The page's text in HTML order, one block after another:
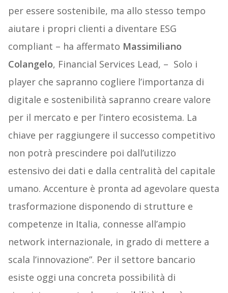
per essere sostenibile, ma allo stesso tempo
aiutare i propri clienti a diventare ESG
compliant – ha affermato Massimiliano
Colangelo, Financial Services Lead, – Solo i
player che sapranno cogliere l’importanza di
digitale e sostenibilità sapranno creare valore
per il mercato e per l’intero ecosistema. La
chiave per raggiungere il successo competitivo
non potrà prescindere poi dall’utilizzo
estensivo dei dati e dalla centralità del capitale
umano. Accenture è pronta ad agevolare questa
trasformazione disponendo di strutture e
competenze in Italia, connesse all’ampio
network internazionale, in grado di mettere a
scala l’innovazione”. Per il settore bancario
esiste oggi una concreta possibilità di